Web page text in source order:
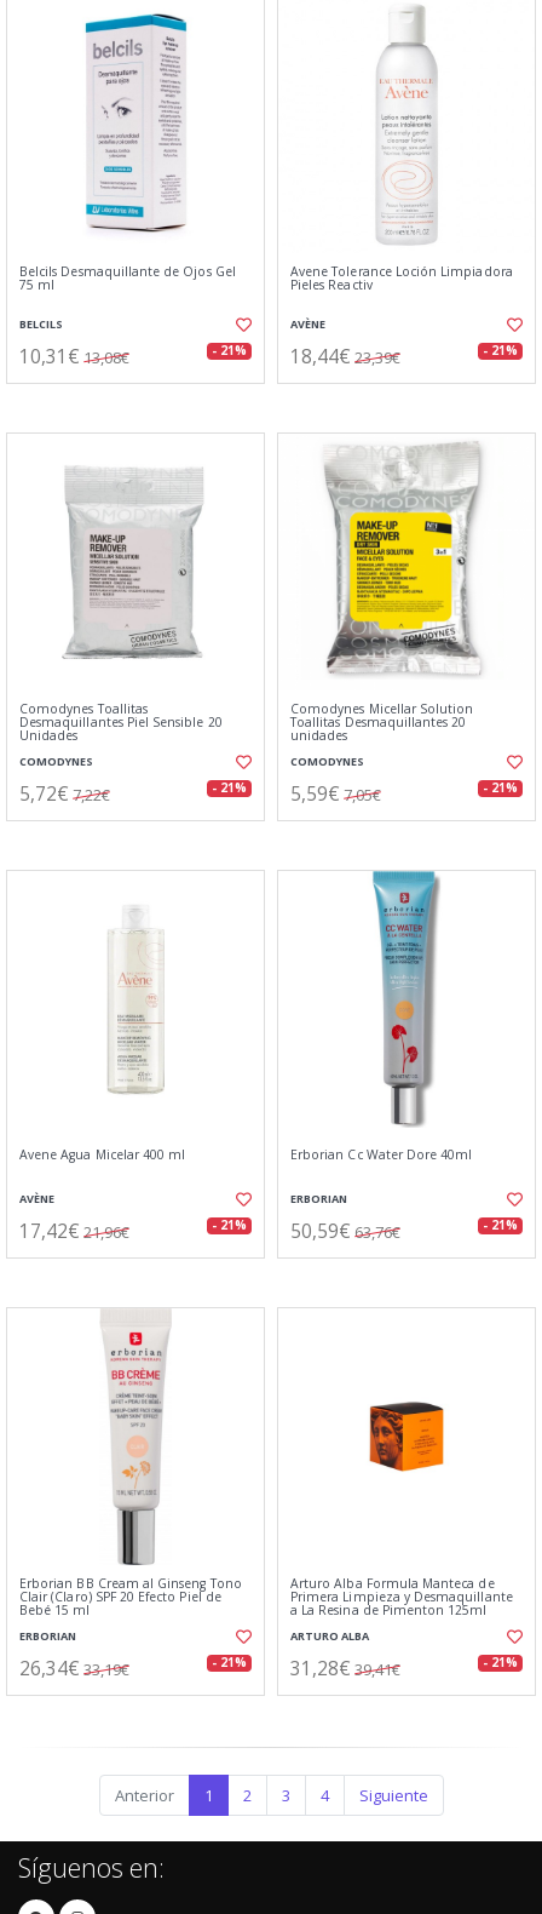
Belcils Desmaquillante de Ojos Gel
75 ml
BELCILS
10,31€ 13,08€ - 21%
Avene Tolerance Loción Limpiadora
Pieles Reactiv
AVÈNE
18,44€ 23,39€ - 21%
Comodynes Toallitas
Desmaquillantes Piel Sensible 20
Unidades
COMODYNES
5,72€ 7,22€ - 21%
Comodynes Micellar Solution
Toallitas Desmaquillantes 20
unidades
COMODYNES
5,59€ 7,05€ - 21%
Avene Agua Micelar 400 ml
AVÈNE
17,42€ 21,96€ - 21%
Erborian Cc Water Dore 40ml
ERBORIAN
50,59€ 63,76€ - 21%
Erborian BB Cream al Ginseng Tono
Clair (Claro) SPF 20 Efecto Piel de
Bebé 15 ml
ERBORIAN
26,34€ 33,19€ - 21%
Arturo Alba Formula Manteca de
Primera Limpieza y Desmaquillante
a La Resina de Pimenton 125ml
ARTURO ALBA
31,28€ 39,41€ - 21%
Anterior 1 2 3 4 Siguiente
Síguenos en: